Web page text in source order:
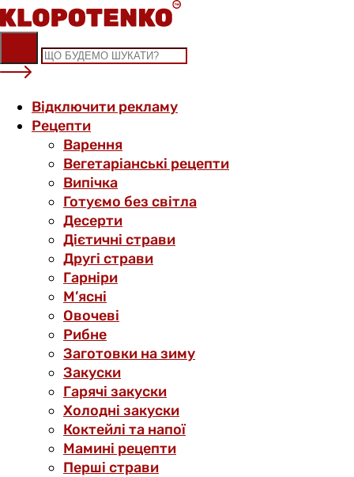
Skip
to
content
Відключити рекламу
Рецепти
Варення
Вегетаріанські рецепти
Випічка
Готуємо без світла
Десерти
Дієтичні страви
Другі страви
Гарніри
М’ясні
Овочеві
Рибне
Заготовки на зиму
Закуски
Гарячі закуски
Холодні закуски
Коктейлі та напої
Мамині рецепти
Перші страви